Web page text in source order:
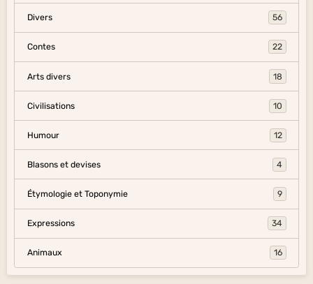
Divers 56
Contes 22
Arts divers 18
Civilisations 10
Humour 12
Blasons et devises 4
Étymologie et Toponymie 9
Expressions 34
Animaux 16